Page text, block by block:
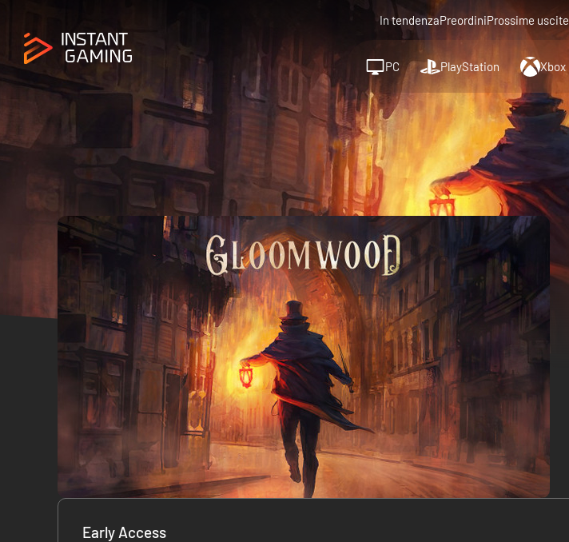
In tendenzaPreordiniProssime uscite
PC PlayStation Xbox
Early Access